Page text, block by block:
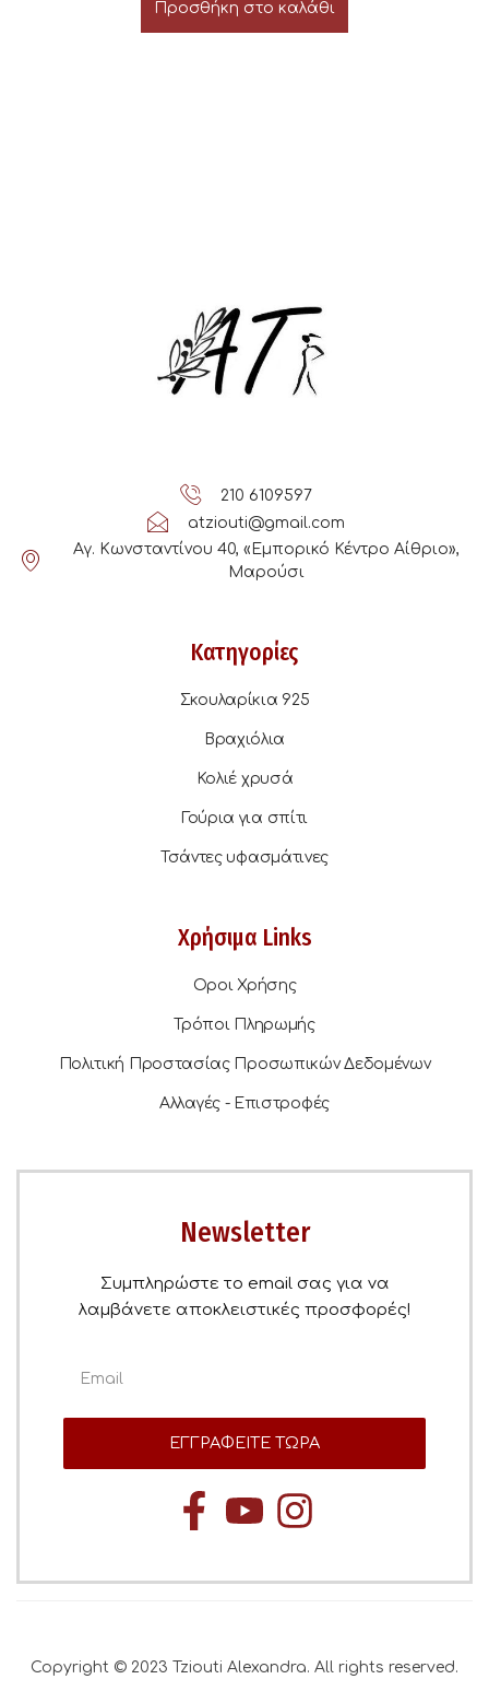
Προσθήκη στο καλάθι
210 6109597
atziouti@gmail.com
Αγ. Κωνσταντίνου 40, «Εμπορικό Κέντρο Αίθριο»,
Μαρούσι
Κατηγορίες
Σκουλαρίκια 925
Βραχιόλια
Κολιέ χρυσά
Γούρια για σπίτι
Τσάντες υφασμάτινες
Χρήσιμα Links
Οροι Χρήσης
Τρόποι Πληρωμής
Πολιτική Προστασίας Προσωπικών Δεδομένων
Αλλαγές - Επιστροφές
Newsletter
Συμπληρώστε το email σας για να
λαμβάνετε αποκλειστικές προσφορές!
ΕΓΓΡΑΦΕΙΤΕ ΤΩΡΑ
Copyright © 2023 Tziouti Alexandra. All rights reserved.